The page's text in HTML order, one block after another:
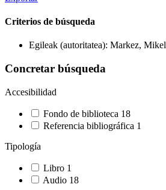
Criterios de búsqueda
Egileak (autoritatea): Markez, Mikel
Concretar búsqueda
Accesibilidad
Fondo de biblioteca 18
Referencia bibliográfica 1
Tipología
Libro 1
Audio 18